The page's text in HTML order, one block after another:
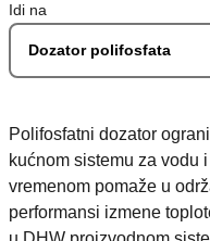
Idi na
Dozator polifosfata
Polifosfatni dozator
kućnom sistemu za vodu
vremenom pomaže u
performansi izmene